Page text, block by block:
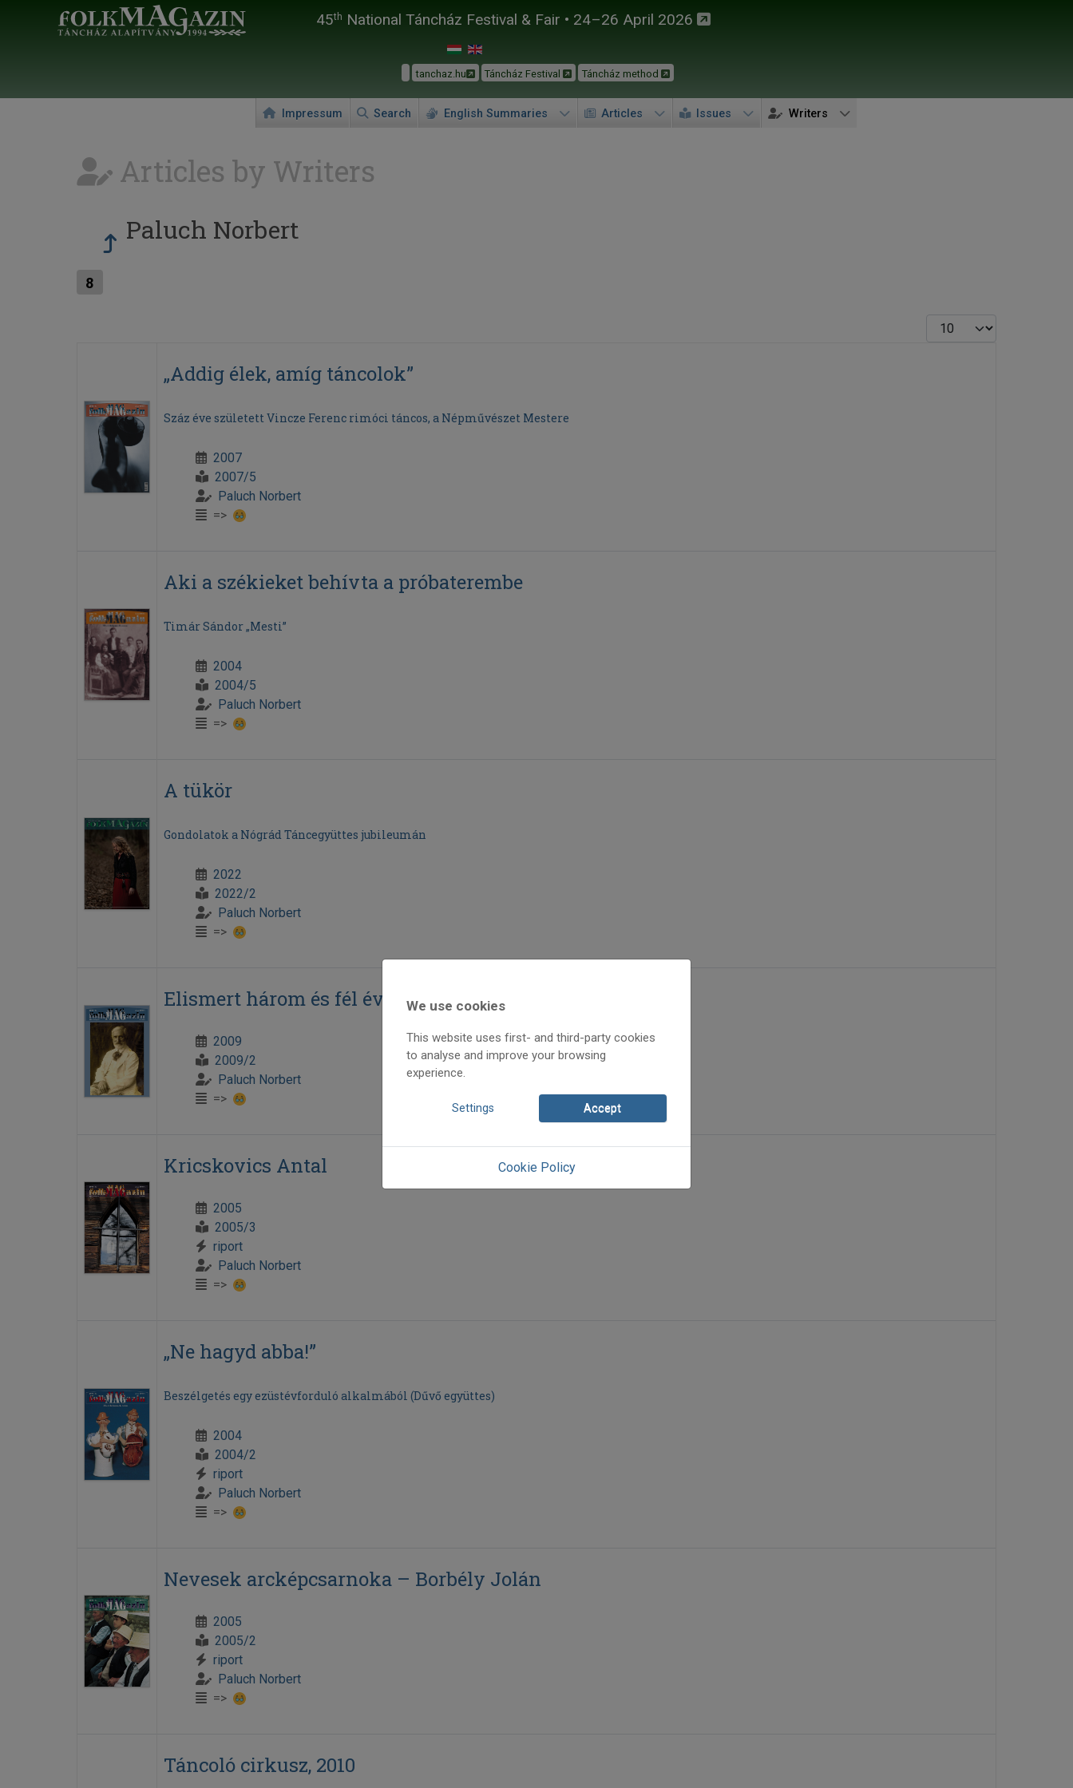
45th National Táncház Festival & Fair • 24–26 April 2026
tanchaz.hu Táncház Festival Táncház method
Impressum Search English Summaries Articles Issues Writers
Articles by Writers
Paluch Norbert
8
Display #
„Addig élek, amíg táncolok”
Száz éve született Vincze Ferenc rimóci táncos, a Népművészet Mestere
2007
2007/5
Paluch Norbert
=>
Aki a székieket behívta a próbaterembe
Timár Sándor „Mesti”
2004
2004/5
Paluch Norbert
=>
A tükör
Gondolatok a Nógrád Táncegyüttes jubileumán
2022
2022/2
Paluch Norbert
=>
Elismert három és fél évtized
2009
2009/2
Paluch Norbert
=>
Kricskovics Antal
2005
2005/3
riport
Paluch Norbert
=>
„Ne hagyd abba!”
Beszélgetés egy ezüstévforduló alkalmából (Dűvő együttes)
2004
2004/2
riport
Paluch Norbert
=>
Nevesek arcképcsarnoka – Borbély Jolán
2005
2005/2
riport
Paluch Norbert
=>
Táncoló cirkusz, 2010
We use cookies
This website uses first- and third-party cookies
to analyse and improve your browsing
experience.
Settings Accept
Cookie Policy